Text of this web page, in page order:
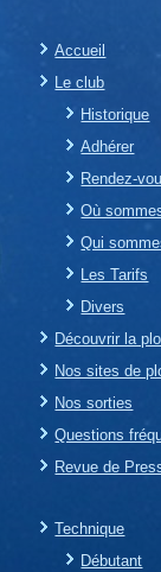
Accueil
Le club
Historique
Adhérer
Rendez-
Où
Qui
Les Tarifs
Divers
Découvrir la
Nos sites de
Nos sorties
Questions
Revue de
Technique
Débutant